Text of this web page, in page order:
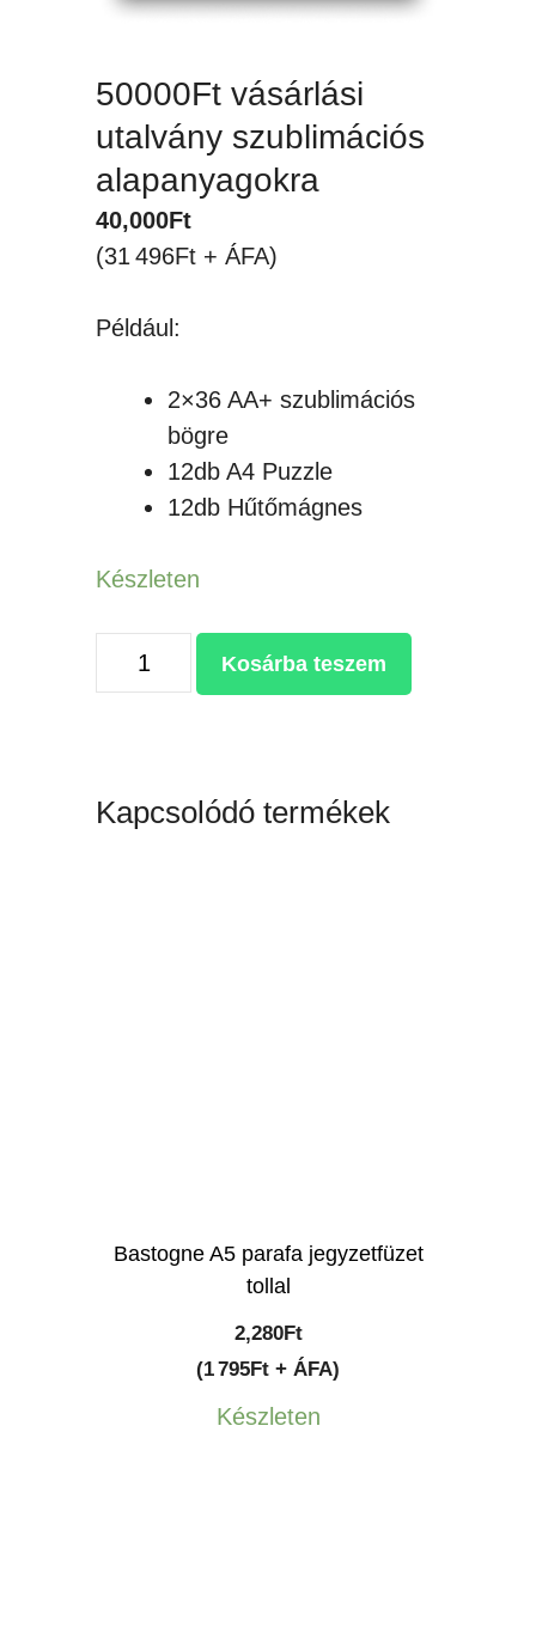
50000Ft vásárlási
utalvány szublimációs
alapanyagokra
40,000Ft
(31 496Ft + ÁFA)
Például:
2×36 AA+ szublimációs
bögre
12db A4 Puzzle
12db Hűtőmágnes
Készleten
50000Ft
vásárlási
alapanyagokra
mennyiség
Kosárba teszem
Kapcsolódó termékek
Bastogne A5 parafa jegyzetfüzet
tollal
2,280Ft
(1 795Ft + ÁFA)
Készleten